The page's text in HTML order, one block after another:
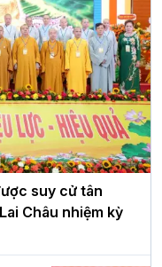
suy cử tân
Châu nhiệm kỳ